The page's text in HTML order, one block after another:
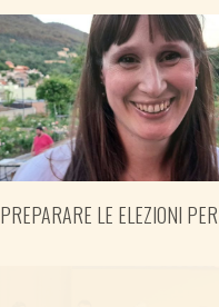
PREPARARE LE ELEZIONI